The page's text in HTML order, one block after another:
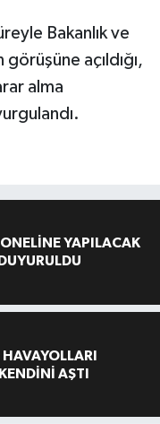
Bakanlık ve
açıldığı,
alma
YAPILACAK
HAVAYOLLARI
AŞTI